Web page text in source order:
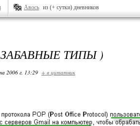
Авось из (+ сутки) дневников
ЗАБАВНЫЕ ТИПЫ )
2006 г. 13:29 + в цитатник